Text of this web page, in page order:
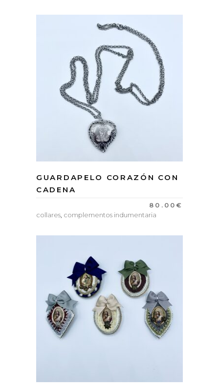
GUARDAPELO CORAZÓN CON
CADENA
80.00€
collares complementos indumentaria